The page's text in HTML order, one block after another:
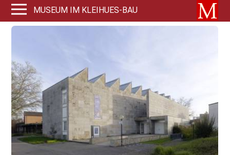
MUSEUM IM KLEIHUES-BAU